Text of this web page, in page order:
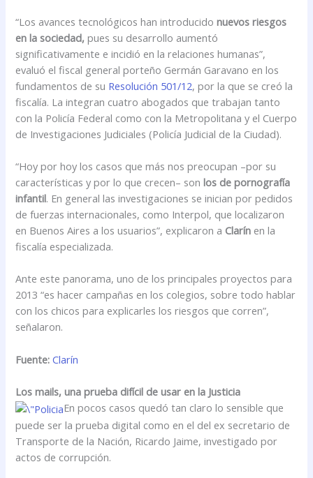
“Los avances tecnológicos han introducidonuevos riesgos
en la sociedad, pues su desarrollo aumentó
significativamente e incidió en la relaciones humanas”,
evaluó el fiscal general porteño Germán Garavano en los
fundamentos de su Resolución 501/12, por la que se creó la
fiscalía. La integran cuatro abogados que trabajan tanto
con la Policía Federal como con la Metropolitana y el Cuerpo
de Investigaciones Judiciales (Policía Judicial de la Ciudad).
“Hoy por hoy los casos que más nos preocupan –por su
características y por lo que crecen– sonlos de pornografía
infantil. En general las investigaciones se inician por pedidos
de fuerzas internacionales, como Interpol, que localizaron
en Buenos Aires a los usuarios”, explicaron a Clarín en la
fiscalía especializada.
Ante este panorama, uno de los principales proyectos para
2013 “es hacer campañas en los colegios, sobre todo hablar
con los chicos para explicarles los riesgos que corren”,
señalaron.
Fuente: Clarín
Los mails, una prueba difícil de usar en la Justicia
En pocos casos quedó tan claro lo sensible que
puede ser la prueba digital como en el del ex secretario de
Transporte de la Nación, Ricardo Jaime, investigado por
actos de corrupción.